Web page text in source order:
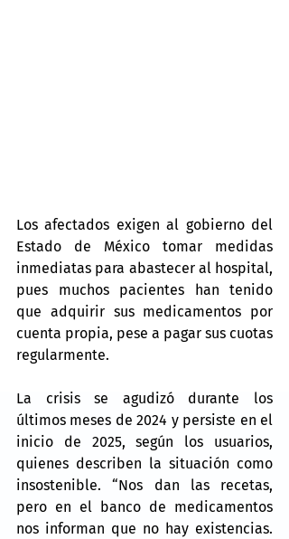
Los afectados exigen al gobierno del
Estado de México tomar medidas
inmediatas para abastecer al hospital,
pues muchos pacientes han tenido
que adquirir sus medicamentos por
cuenta propia, pese a pagar sus cuotas
regularmente.
La crisis se agudizó durante los
últimos meses de 2024 y persiste en el
inicio de 2025, según los usuarios,
quienes describen la situación como
insostenible. “Nos dan las recetas,
pero en el banco de medicamentos
nos informan que no hay existencias.